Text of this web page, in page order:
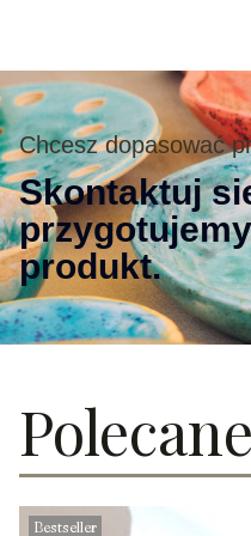
Chcesz dopasować
Skontaktuj
produkt.
Bestseller